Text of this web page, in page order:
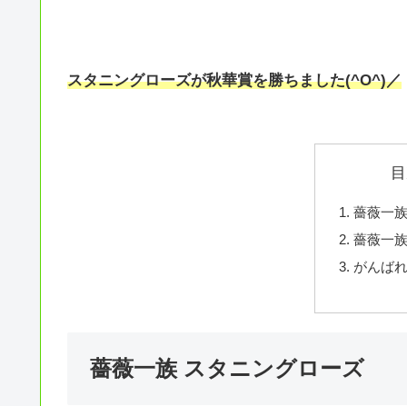
スタニングローズが秋華賞を勝ちました(^O^)／
薔薇一
薔薇一
がんば
薔薇一族 スタニングローズ